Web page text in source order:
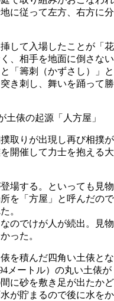
に従って左方、右方に分
して入場したことが「花
、相手を地面に倒さない
「籌刺（かずさし）」と
き刺し、舞いを踊って勝
俵の起源「人方屋」
取りが出現し再び相撲が
開催して力士を抱える大
場する。といっても見物
を「方屋」と呼んだので
。
のでけが人が続出。見物
った。
を積んだ四角い土俵とな
メートル）の丸い土俵が
に砂を敷き足が出たかど
が貯まるので後に水をか